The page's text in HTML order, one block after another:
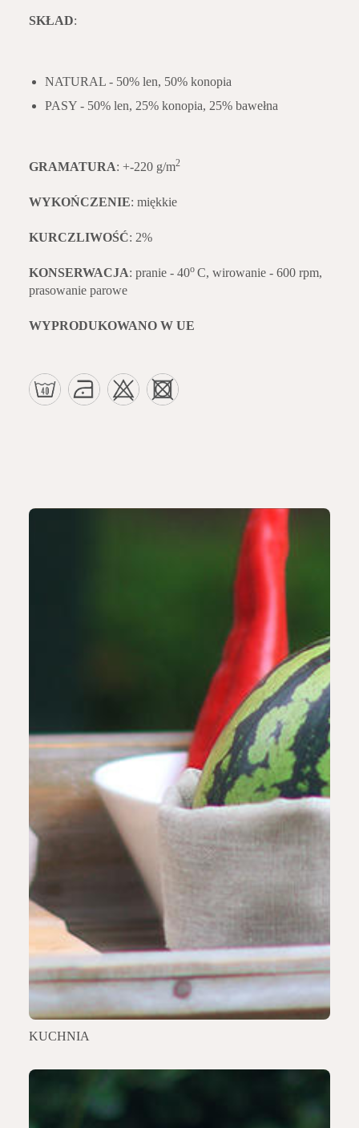
SKŁAD:
NATURAL - 50% len, 50% konopia
PASY - 50% len, 25% konopia, 25% bawełna
GRAMATURA: +-220 g/m2
WYKOŃCZENIE: miękkie
KURCZLIWOŚĆ: 2%
KONSERWACJA: pranie - 40o C, wirowanie - 600 rpm,
prasowanie parowe
WYPRODUKOWANO W UE
KUCHNIA